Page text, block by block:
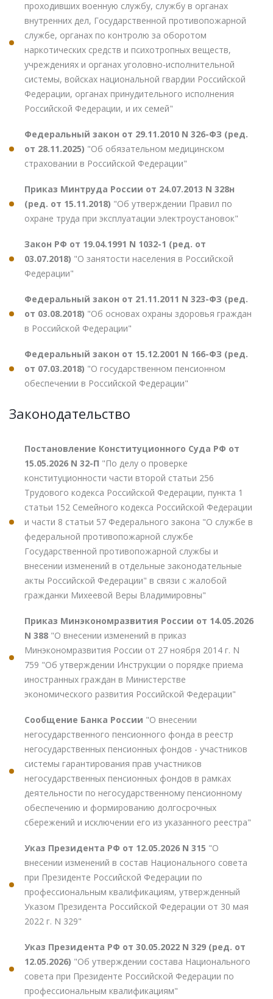
проходивших военную службу, службу в органах
внутренних дел, Государственной противопожарной
службе, органах по контролю за оборотом
наркотических средств и психотропных веществ,
учреждениях и органах уголовно-исполнительной
системы, войсках национальной гвардии Российской
Федерации, органах принудительного исполнения
Российской Федерации, и их семей"
Федеральный закон от 29.11.2010 N 326-ФЗ (ред.
от 28.11.2025) "Об обязательном медицинском
страховании в Российской Федерации"
Приказ Минтруда России от 24.07.2013 N 328н
(ред. от 15.11.2018) "Об утверждении Правил по
охране труда при эксплуатации электроустановок"
Закон РФ от 19.04.1991 N 1032-1 (ред. от
03.07.2018) "О занятости населения в Российской
Федерации"
Федеральный закон от 21.11.2011 N 323-ФЗ (ред.
от 03.08.2018) "Об основах охраны здоровья граждан
в Российской Федерации"
Федеральный закон от 15.12.2001 N 166-ФЗ (ред.
от 07.03.2018) "О государственном пенсионном
обеспечении в Российской Федерации"
Законодательство
Постановление Конституционного Суда РФ от
15.05.2026 N 32-П "По делу о проверке
конституционности части второй статьи 256
Трудового кодекса Российской Федерации, пункта 1
статьи 152 Семейного кодекса Российской Федерации
и части 8 статьи 57 Федерального закона "О службе в
федеральной противопожарной службе
Государственной противопожарной службы и
внесении изменений в отдельные законодательные
акты Российской Федерации" в связи с жалобой
гражданки Михеевой Веры Владимировны"
Приказ Минэкономразвития России от 14.05.2026
N 388 "О внесении изменений в приказ
Минэкономразвития России от 27 ноября 2014 г. N
759 "Об утверждении Инструкции о порядке приема
иностранных граждан в Министерстве
экономического развития Российской Федерации"
Сообщение Банка России "О внесении
негосударственного пенсионного фонда в реестр
негосударственных пенсионных фондов - участников
системы гарантирования прав участников
негосударственных пенсионных фондов в рамках
деятельности по негосударственному пенсионному
обеспечению и формированию долгосрочных
сбережений и исключении его из указанного реестра"
Указ Президента РФ от 12.05.2026 N 315 "О
внесении изменений в состав Национального совета
при Президенте Российской Федерации по
профессиональным квалификациям, утвержденный
Указом Президента Российской Федерации от 30 мая
2022 г. N 329"
Указ Президента РФ от 30.05.2022 N 329 (ред. от
12.05.2026) "Об утверждении состава Национального
совета при Президенте Российской Федерации по
профессиональным квалификациям"